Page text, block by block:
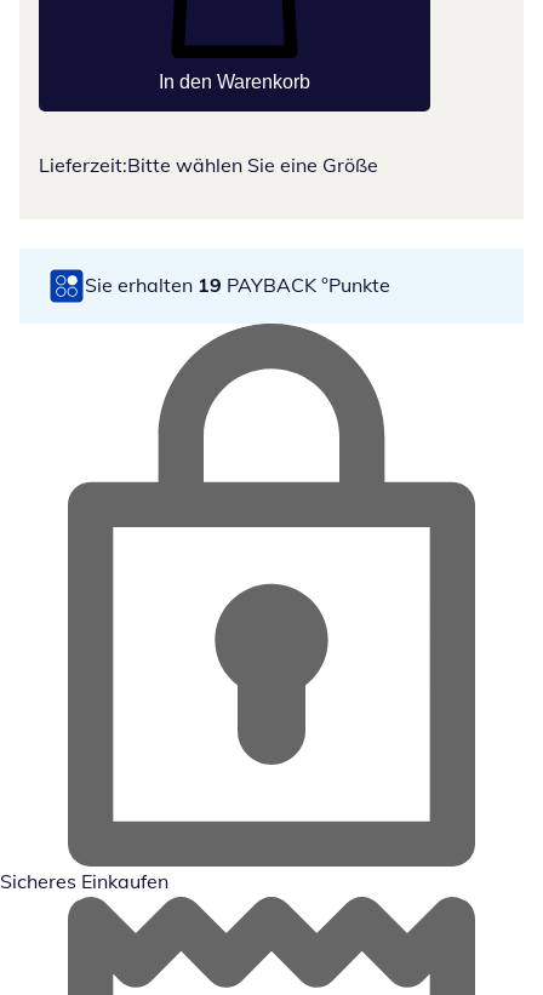
In den Warenkorb
Lieferzeit:Bitte wählen Sie eine Größe
Sie erhalten 19 PAYBACK °Punkte
Sicheres Einkaufen